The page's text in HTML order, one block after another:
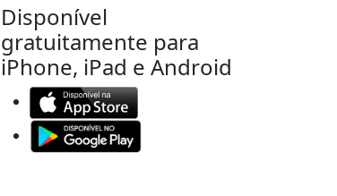
Disponível
gratuitamente para
iPhone, iPad e Android